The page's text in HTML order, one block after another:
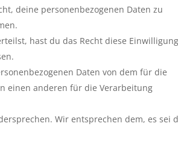
deine personenbezogenen Daten zu
hast du das Recht diese
Daten von dem für die
einen anderen für die Verarbeitung
Wir entsprechen dem, es sei